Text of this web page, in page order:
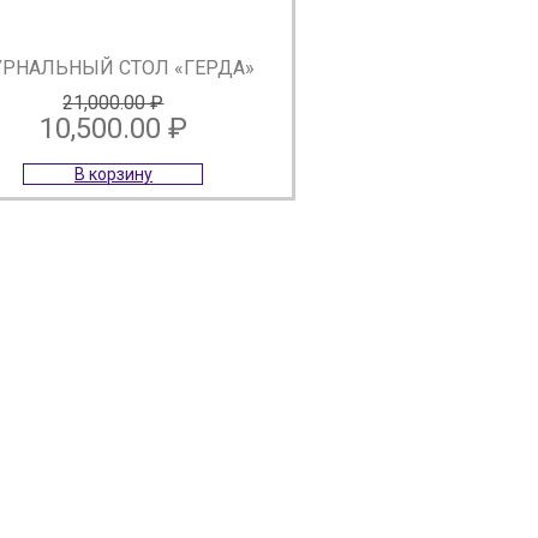
СТОЛ «ГЕРДА»
21,000.00₽
Первоначальная
цена
составляла
10,500.00 ₽
Текущая
цена:
10,500.00 ₽.
В корзину